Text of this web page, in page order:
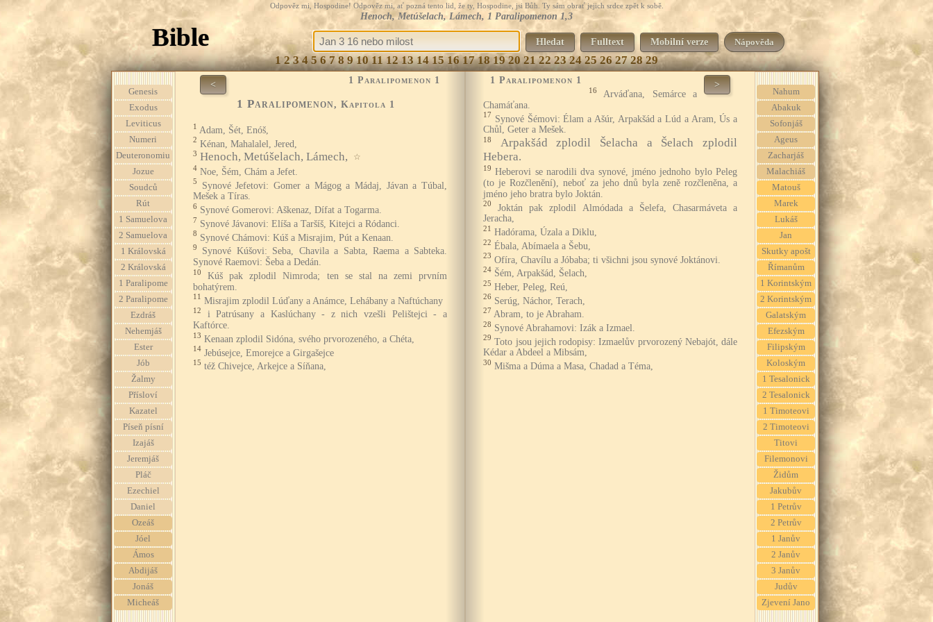
Odpověz mi, Hospodine! Odpověz mi, ať pozná tento lid, že ty, Hospodine, jsi Bůh. Ty sám obrať jejich srdce zpět k sobě.
Henoch, Metúšelach, Lámech, 1 Paralipomenon 1,3
Bible Hledat Fulltext Mobilní verze Nápověda
1 2 3 4 5 6 7 8 9 10 11 12 13 14 15 16 17 18 19 20 21 22 23 24 25 26 27 28 29
Genesis
Exodus
Leviticus
Numeri
Deuteronomiu
Jozue
Soudců
Rút
1 Samuelova
2 Samuelova
1 Královská
2 Královská
1 Paralipome
2 Paralipome
Ezdráš
Nehemjáš
Ester
Jób
Žalmy
Přísloví
Kazatel
Píseň písní
Izajáš
Jeremjáš
Pláč
Ezechiel
Daniel
Ozeáš
Jóel
Ámos
Abdijáš
Jonáš
Micheáš
< 1 Paralipomenon 1
1 Paralipomenon, Kapitola 1
1 Adam, Šét, Enóš,
2 Kénan, Mahalalel, Jered,
3 Henoch, Metúšelach, Lámech, ☆
4 Noe, Šém, Chám a Jefet.
5
Synové Jefetovi: Gomer a Mágog a Mádaj, Jávan a Túbal,
Mešek a Tíras.
6 Synové Gomerovi: Aškenaz, Dífat a Togarma.
7 Synové Jávanovi: Elíša a Taršíš, Kitejci a Ródanci.
8 Synové Chámovi: Kúš a Misrajim, Pút a Kenaan.
9
Synové Kúšovi: Seba, Chavila a Sabta, Raema a Sabteka.
Synové Raemovi: Šeba a Dedán.
10
Kúš pak zplodil Nimroda; ten se stal na zemi prvním
bohatýrem.
11 Misrajim zplodil Lúďany a Anámce, Lehábany a Naftúchany
12
i Patrúsany a Kaslúchany - z nich vzešli Pelištejci - a
Kaftórce.
13 Kenaan zplodil Sidóna, svého prvorozeného, a Chéta,
14 Jebúsejce, Emorejce a Girgašejce
15 též Chivejce, Arkejce a Síňana,
1 Paralipomenon 1 >
16
Arváďana, Semárce a
Chamáťana.
17 Synové Šémovi: Élam a Ašúr, Arpakšád a Lúd a Aram, Ús a
Chůl, Geter a Mešek.
18
Arpakšád zplodil Šelacha a Šelach zplodil
Hebera.
19 Heberovi se narodili dva synové, jméno jednoho bylo Peleg
(to je Rozčlenění), neboť za jeho dnů byla zeně rozčleněna, a
jméno jeho bratra bylo Joktán.
20
Joktán pak zplodil Almódada a Šelefa, Chasarmáveta a
Jeracha,
21 Hadórama, Úzala a Diklu,
22 Ébala, Abímaela a Šebu,
23 Ofíra, Chavílu a Jóbaba; ti všichni jsou synové Joktánovi.
24 Šém, Arpakšád, Šelach,
25 Heber, Peleg, Reú,
26 Serúg, Náchor, Terach,
27 Abram, to je Abraham.
28 Synové Abrahamovi: Izák a Izmael.
29 Toto jsou jejich rodopisy: Izmaelův prvorozený Nebajót, dále
Kédar a Abdeel a Mibsám,
30 Mišma a Dúma a Masa, Chadad a Téma,
Nahum
Abakuk
Sofonjáš
Ageus
Zacharjáš
Malachiáš
Matouš
Marek
Lukáš
Jan
Skutky apošt
Římanům
1 Korintským
2 Korintským
Galatským
Efezským
Filipským
Koloským
1 Tesalonick
2 Tesalonick
1 Timoteovi
2 Timoteovi
Titovi
Filemonovi
Židům
Jakubův
1 Petrův
2 Petrův
1 Janův
2 Janův
3 Janův
Judův
Zjevení Jano